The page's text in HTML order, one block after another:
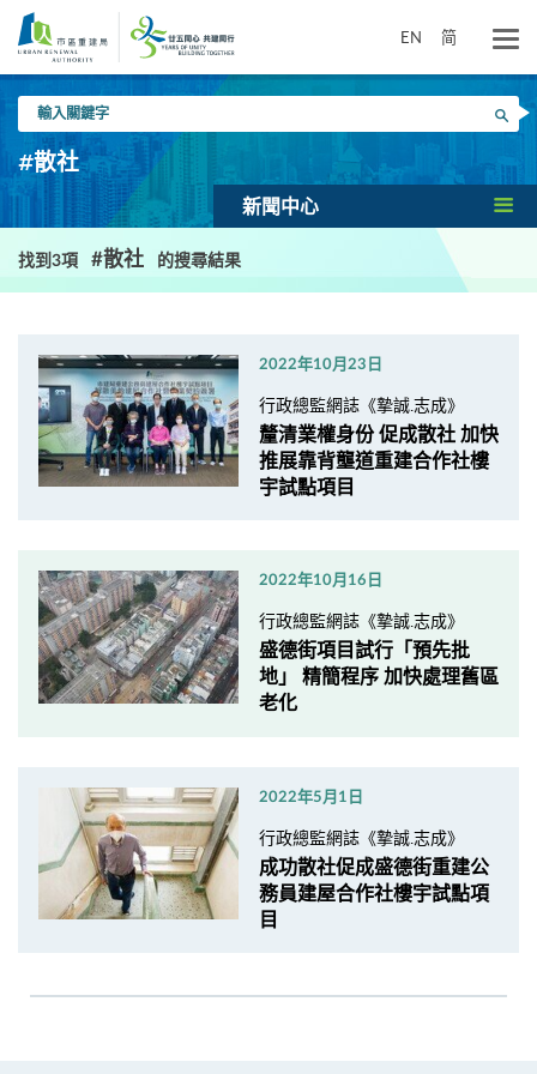
要
EN 简
入
關
鍵
搜尋
#散社
新聞中心
找到3項 #散社 的搜尋結果
2022年10月23日
行政總監網誌《摯誠.志成》
釐清業權身份 促成散社 加快
推展靠背壟道重建合作社樓
宇試點項目
2022年10月16日
行政總監網誌《摯誠.志成》
盛德街項目試行「預先批
地」 精簡程序 加快處理舊區
老化
2022年5月1日
行政總監網誌《摯誠.志成》
成功散社促成盛德街重建公
務員建屋合作社樓宇試點項
目